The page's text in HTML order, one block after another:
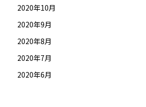
2020年10月
2020年9月
2020年8月
2020年7月
2020年6月